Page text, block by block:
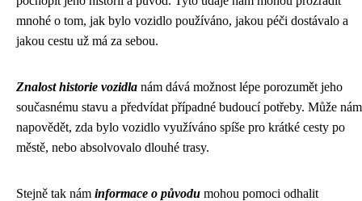
mnohé o tom, jak bylo vozidlo používáno, jakou péči dostávalo a
jakou cestu už má za sebou.
Znalost historie vozidla nám dává možnost lépe porozumět jeho
současnému stavu a předvídat případné budoucí potřeby. Může nám
napovědět, zda bylo vozidlo využíváno spíše pro krátké cesty po
městě, nebo absolvovalo dlouhé trasy.
Stejně tak nám informace o původu mohou pomoci odhalit